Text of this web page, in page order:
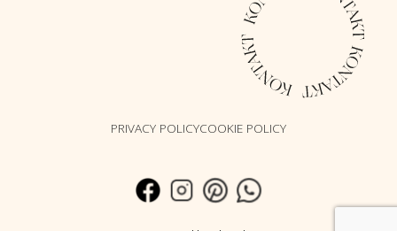
PRIVACY POLICYCOOKIE POLICY